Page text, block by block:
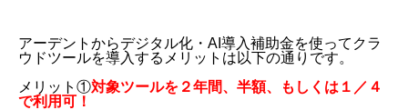
アーデントからデジタル化・AI導入補助金を使ってクラ
ウドツールを導入するメリットは以下の通りです。
メリット①対象ツールを２年間、半額、もしくは１／４
で利用可！